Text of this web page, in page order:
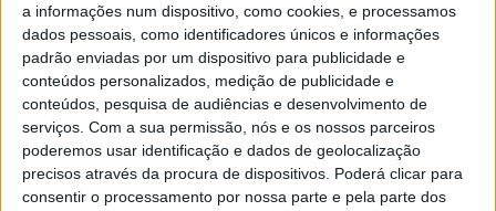
a informações num dispositivo, como cookies, e processamos
dados pessoais, como identificadores únicos e informações
padrão enviadas por um dispositivo para publicidade e
conteúdos personalizados, medição de publicidade e
conteúdos, pesquisa de audiências e desenvolvimento de
serviços. Com a sua permissão, nós e os nossos parceiros
poderemos usar identificação e dados de geolocalização
precisos através da procura de dispositivos. Poderá clicar para
consentir o processamento por nossa parte e pela parte dos
POLÍTICA
José Sócrates acusado. Operação
Marquês dá origem a mais 15
processos
O ex-primeiro-ministro vai ter de responder por
31 crimes, 3 deles de corrupção passiva. 28
arguidos foram acusados. Lalanda e Castro,